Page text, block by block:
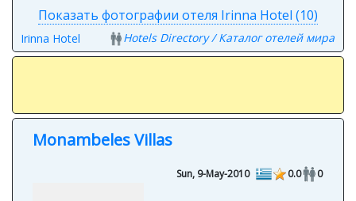
Показать фотографии отеля Irinna Hotel (10)
Irinna Hotel Hotels Directory / Каталог отелей мира
Monambeles Villas
Sun, 9-May-2010 0.0 0